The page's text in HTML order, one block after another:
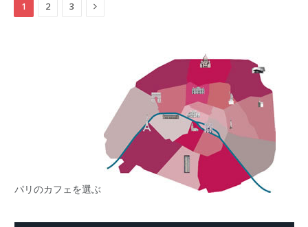
1 2 3 Next
パリのカフェを選ぶ